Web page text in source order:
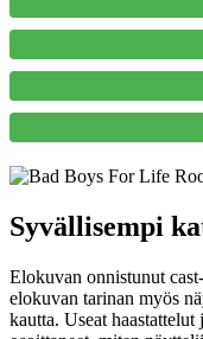
Syvällisempi
Elokuvan onnistunut
elokuvan tarinan myös
kautta. Useat